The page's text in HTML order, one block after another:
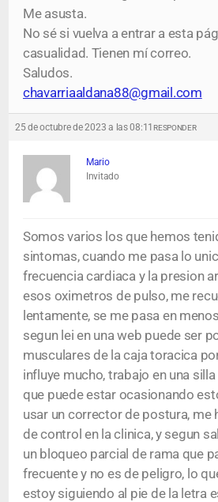
Me asusta.
No sé si vuelva a entrar a esta
casualidad. Tienen mí correo.
Saludos.
chavarriaaldana88@gmail.com
25 de octubre de 2023 a las 08:11 RESPONDER
Mario
Invitado
Somos varios los que hemos
sintomas, cuando me pasa lo
frecuencia cardiaca y la presion
esos oximetros de pulso, me
lentamente, se me pasa en
segun lei en una web puede ser
musculares de la caja toracica
influye mucho, trabajo en una
que puede estar ocasionando
usar un corrector de postura, me
de control en la clinica, y segun
un bloqueo parcial de rama que
frecuente y no es de peligro, lo
estoy siguiendo al pie de la letra